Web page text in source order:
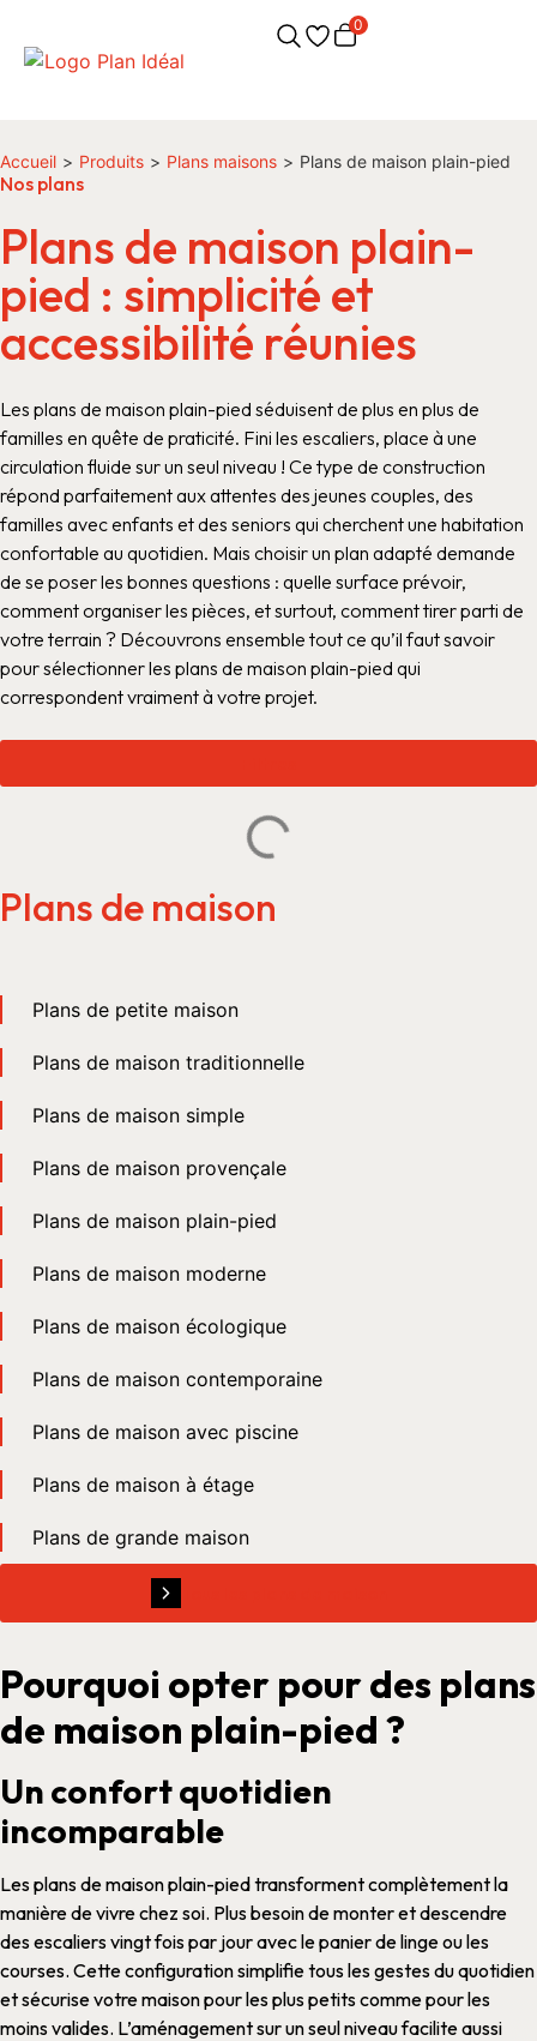
0
Accueil > Produits > Plans maisons > Plans de maison plain-pied
Nos plans
Plans de maison plain-
pied : simplicité et
accessibilité réunies
Les plans de maison plain-pied séduisent de plus en plus de
familles en quête de praticité. Fini les escaliers, place à une
circulation fluide sur un seul niveau ! Ce type de construction
répond parfaitement aux attentes des jeunes couples, des
familles avec enfants et des seniors qui cherchent une habitation
confortable au quotidien. Mais choisir un plan adapté demande
de se poser les bonnes questions : quelle surface prévoir,
comment organiser les pièces, et surtout, comment tirer parti de
votre terrain ? Découvrons ensemble tout ce qu’il faut savoir
pour sélectionner les plans de maison plain-pied qui
correspondent vraiment à votre projet.
Plans de maison
Plans de petite maison
Plans de maison traditionnelle
Plans de maison simple
Plans de maison provençale
Plans de maison plain-pied
Plans de maison moderne
Plans de maison écologique
Plans de maison contemporaine
Plans de maison avec piscine
Plans de maison à étage
Plans de grande maison
Pourquoi opter pour des plans
de maison plain-pied ?
Un confort quotidien
incomparable
Lesplans de maison plain-piedtransforment complètement la
manière de vivre chez soi. Plus besoin de monter et descendre
des escaliers vingt fois par jour avec le panier de linge ou les
courses. Cetteconfigurationsimplifie tous les gestes du quotidien
et sécurise votremaisonpour les plus petits comme pour les
moins valides. L’aménagementsur un seul niveau facilite aussi